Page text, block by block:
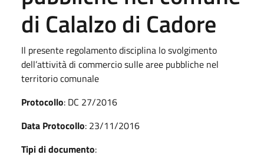
di Calalzo di Cadore
Il presente regolamento disciplina lo svolgimento
dell’attività di commercio sulle aree pubbliche nel
territorio comunale
Protocollo: DC 27/2016
Data Protocollo: 23/11/2016
Tipi di documento: